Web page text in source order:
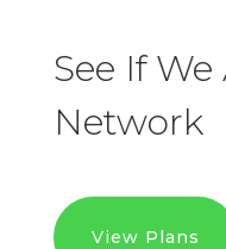
See If
Network
View Plans